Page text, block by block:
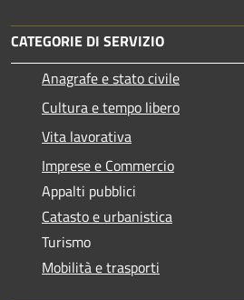
CATEGORIE DI SERVIZIO
Anagrafe e stato civile
Cultura e tempo libero
Vita lavorativa
Imprese e Commercio
Appalti pubblici
Catasto e urbanistica
Turismo
Mobilità e trasporti